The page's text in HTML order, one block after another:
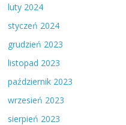
luty 2024
styczeń 2024
grudzień 2023
listopad 2023
październik 2023
wrzesień 2023
sierpień 2023